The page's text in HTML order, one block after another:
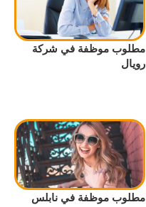
مطلوب موظفة في شركة
رويال
مطلوب موظفة في نابلس